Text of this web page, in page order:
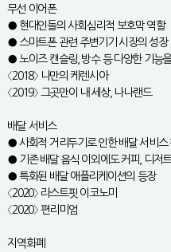
무선 이어폰
● 현대인들의 사회심리적 보호막 역할
● 스마트폰 관련 주변기기 시장의 성장
● 노이즈 캔슬링, 방수 등 다양한 기능
〈2018〉 나만의 케렌시아
〈2019〉 그곳만이 내 세상, 나나랜드
배달 서비스
● 사회적 거리두기로 인한 배달 서비스
● 기존 배달 음식 이외에도 커피, 디저
● 특화된 배달 애플리케이션의 등장
〈2020〉 라스트핏 이코노미
〈2020〉 편리미엄
지역화폐